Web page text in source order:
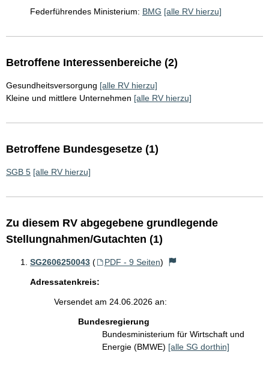
Federführendes Ministerium: BMG [alle RV hierzu]
Betroffene Interessenbereiche (2)
Gesundheitsversorgung [alle RV hierzu]
Kleine und mittlere Unternehmen [alle RV hierzu]
Betroffene Bundesgesetze (1)
SGB 5 [alle RV hierzu]
Zu diesem RV abgegebene grundlegende
Stellungnahmen/Gutachten (1)
SG2606250043 ( PDF - 9 Seiten)
Adressatenkreis:
Versendet am 24.06.2026 an:
Bundesregierung
Bundesministerium für Wirtschaft und
Energie (BMWE) [alle SG dorthin]